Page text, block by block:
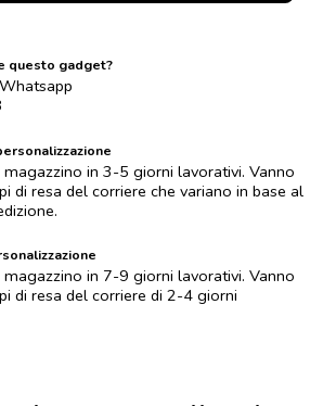
questo gadget?
magazzino in 3-5 giorni lavorativi. Vanno
di resa del corriere che variano in base al
magazzino in 7-9 giorni lavorativi. Vanno
di resa del corriere di 2-4 giorni